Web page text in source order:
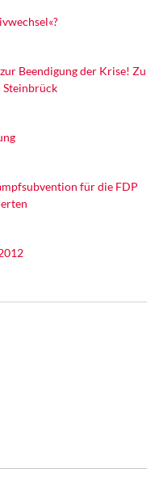
Beendigung der Krise! Zu
Steinbrück
für die FDP